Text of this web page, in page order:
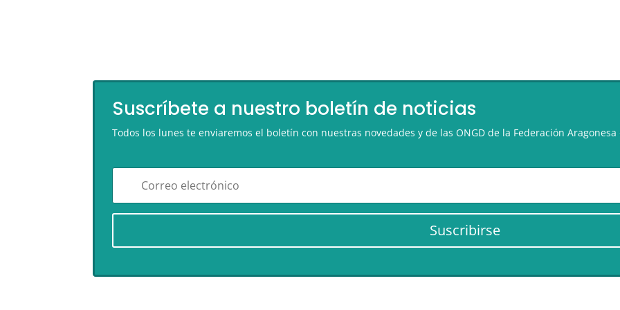
Suscríbete a nuestro boletín de noticias
Todos los lunes te enviaremos el boletín con nuestras novedades y de las ONGD de la Federación
Suscribirse